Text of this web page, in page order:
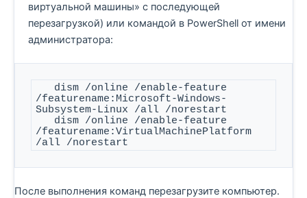
виртуальной машины» с последующей
перезагрузкой) или командой в PowerShell от имени
администратора:
/featurename:Microsoft-Windows-
Subsystem-Linux /all /norestart
/featurename:VirtualMachinePlatform
/all /norestart
После выполнения команд перезагрузите компьютер.